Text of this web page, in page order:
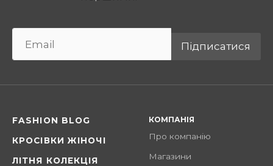
Підписатися
FASHION BLOG
КРОСІВКИ ЖІНОЧІ
ЛІТНЯ КОЛЕКЦІЯ
КОМПАНІЯ
Про компанію
Магазини